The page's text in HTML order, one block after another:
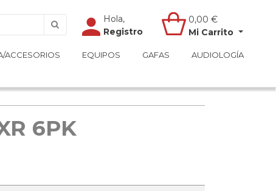
Hola,
Registro
0,00 €
Mi Carrito
ACCESORIOS EQUIPOS GAFAS AUDIOLOGÍA
Hola,
Registro
0,00 €
Mi Carrito
ACCESORIOS EQUIPOS GAFAS AUDIOLOGÍA
6PK